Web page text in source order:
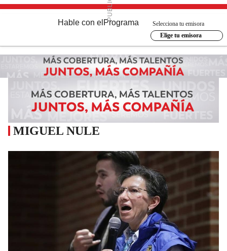
Hable con el Programa
Selecciona tu emisora
Elige tu emisora
MIGUEL NULE